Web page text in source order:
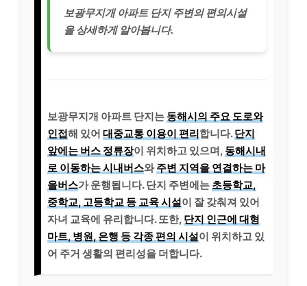
보광무지개 아파트 단지 주변의 편의시설
을 상세하게 알아봅니다.
보광무지개 아파트 단지는 동해시의 주요 도로와
인접해 있어 대중교통 이용이 편리합니다.단지
앞에는 버스 정류장이 위치하고 있으며, 동해시내
로 이동하는 시내버스와주변 지역을 연결하는 마
을버스가 운행됩니다. 단지 주변에는 초등학교,
중학교, 고등학교 등 교육 시설이 잘 갖춰져 있어
자녀 교육에 유리합니다. 또한, 단지 인근에 대형
마트, 병원, 은행 등 각종 편의 시설이 위치하고 있
어 주거 생활의 편리성을 더합니다.